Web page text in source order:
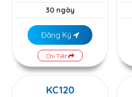
30 ngày
Đăng Ký
Chi Tiết
KC120